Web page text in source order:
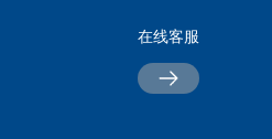
在线客服